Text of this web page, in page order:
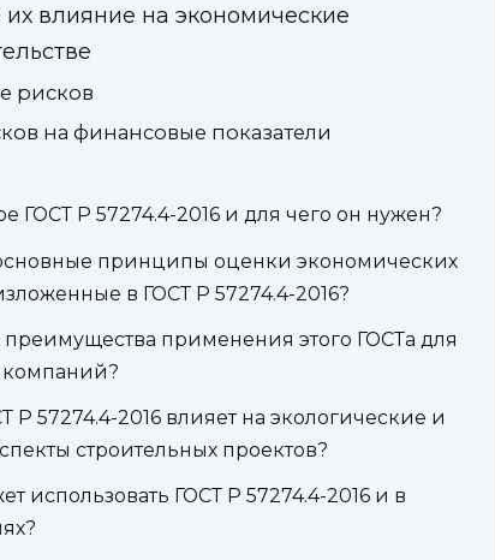
влияние на экономические
рисков
на финансовые показатели
ГОСТ Р 57274.4-2016 и для чего он нужен?
принципы оценки экономических
в ГОСТ Р 57274.4-2016?
применения этого ГОСТа для
компаний?
Р 57274.4-2016 влияет на экологические и
строительных проектов?
использовать ГОСТ Р 57274.4-2016 и в